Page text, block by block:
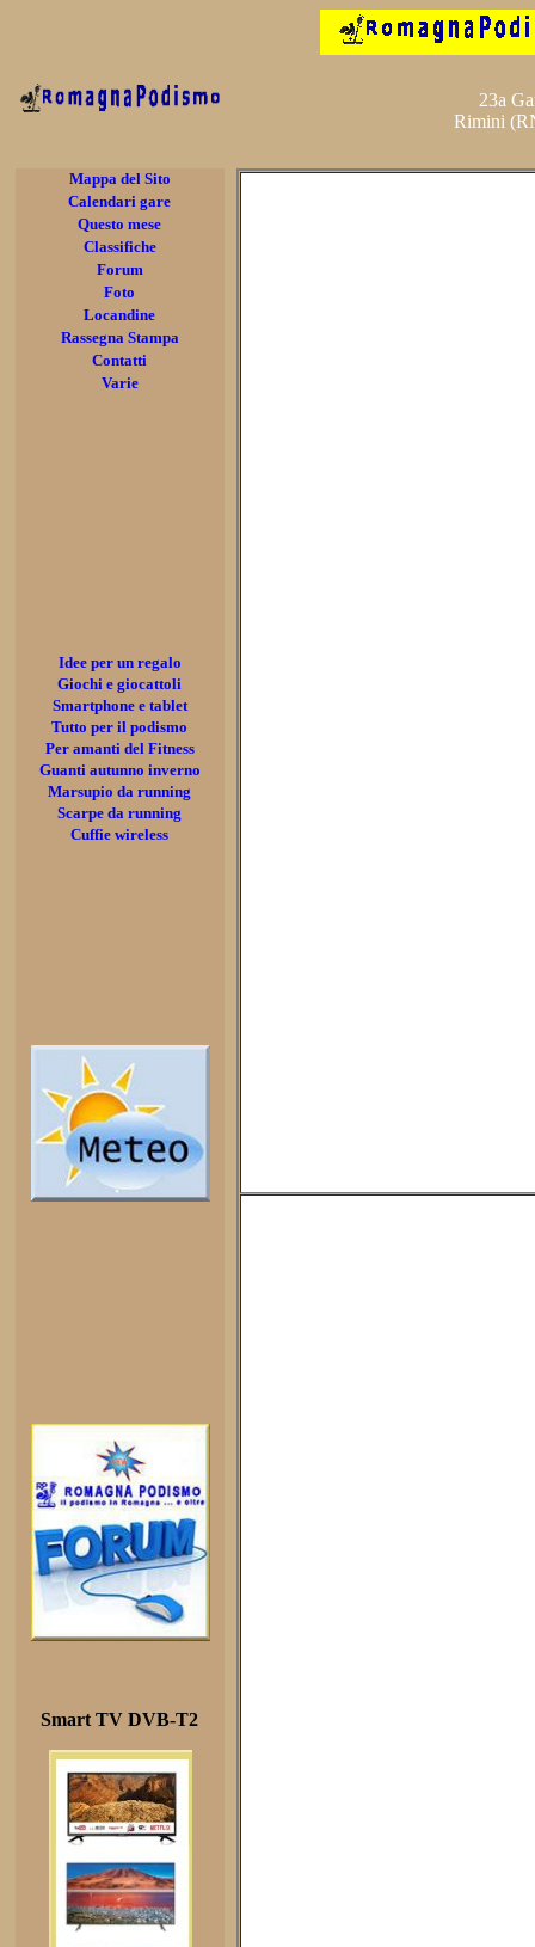
23a
Rimini
Mappa del Sito
Calendari gare
Questo mese
Classifiche
Forum
Foto
Locandine
Rassegna Stampa
Contatti
Varie
Idee per un regalo
Giochi e giocattoli
Smartphone e tablet
Tutto per il podismo
Per amanti del Fitness
Guanti autunno inverno
Marsupio da running
Scarpe da running
Cuffie wireless
Smart TV DVB-T2